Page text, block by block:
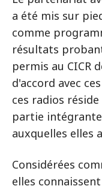
a été mis sur
comme
résultats
permis au CICR
d'accord avec
ces radios
partie
auxquelles elles
Considérées
elles